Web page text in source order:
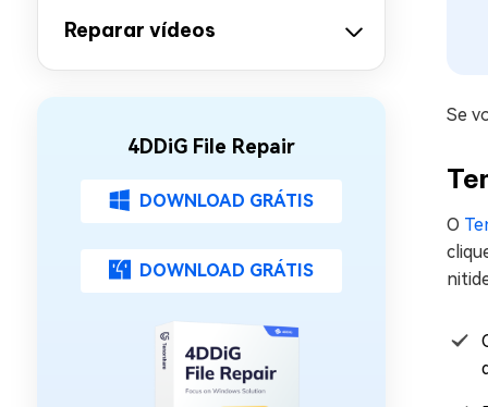
Reparar vídeos
4DDiG File Repair
DOWNLOAD GRÁTIS
DOWNLOAD GRÁTIS
Se
O